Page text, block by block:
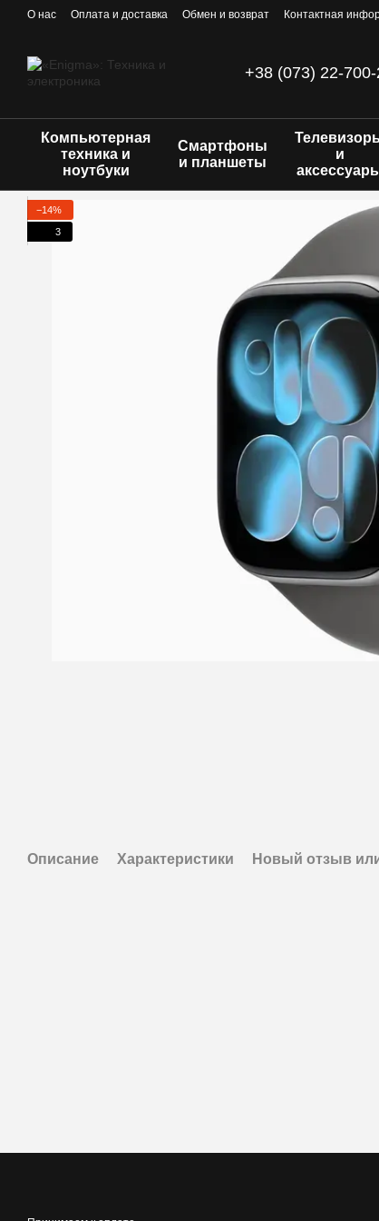
Перейти к основному контенту
О нас Оплата и доставка Обмен и возврат Контактная
+38 (073) 22-
Компьютерная
техника и
ноутбуки
Смартфоны
и планшеты
и
−14%
3
Описание Характеристики Новый отзыв